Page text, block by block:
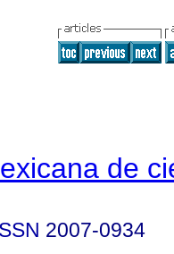
de
2007-0934